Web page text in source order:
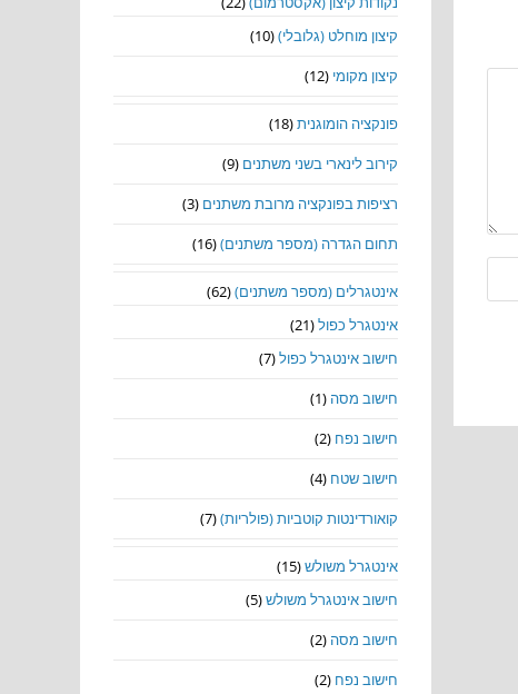
קיצון מוחלט (גלובלי)(10)
קיצון מקומי (12)
פונקציה הומוגנית(18)
קירוב לינארי בשני משתנים (9)
רציפות בפונקציה מרובת משתנים (3)
תחום הגדרה (מספר משתנים)(16)
אינטגרלים (מספר משתנים)(62)
אינטגרל כפול(21)
חישוב אינטגרל כפול(7)
חישוב מסה (1)
חישוב נפח (2)
חישוב שטח (4)
קואורדינטות קוטביות (פולריות)(7)
אינטגרל משולש(15)
חישוב אינטגרל משולש(5)
חישוב מסה (2)
חישוב נפח (2)